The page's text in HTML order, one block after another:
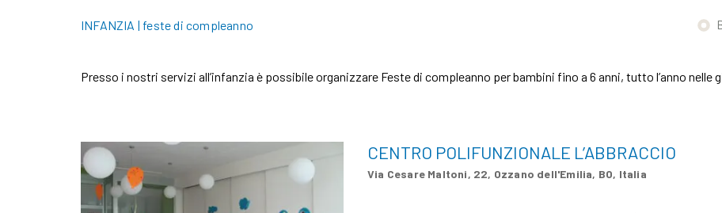
INFANZIA | feste di compleanno
Presso i nostri servizi all’infanzia è possibile organizzare Feste di compleanno per bambini fino a 6 anni, tutto l’anno
CENTRO POLIFUNZIONALE L’ABBRACCIO
Via Cesare Maltoni, 22, Ozzano dell'Emilia, BO, Italia